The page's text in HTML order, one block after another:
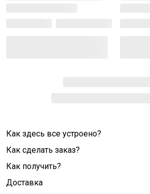
Как здесь все устроено?
Как сделать заказ?
Как получить?
Доставка